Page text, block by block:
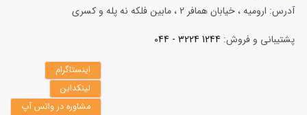
آدرس: ارومیه ، خیابان همافر 2 ، مابين فلكه نه پله و کسری
پشتیبانی و فروش: 1244 3224 - 044
اینستاگرام
لینکداین
مشاوره در واتس آپ